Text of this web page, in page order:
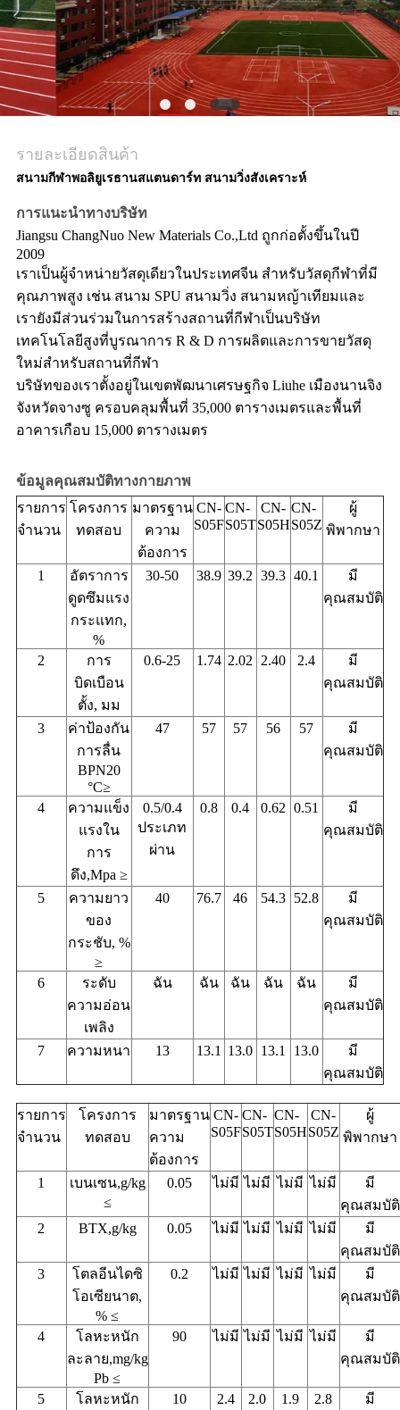
PRIVACY
POLICY
รายละเอียดสินค้า
สนามกีฬาพอลิยูเรธานสแตนดาร์ท สนามวิ่งสังเคราะห์
การแนะนําทางบริษัท
Jiangsu ChangNuo New Materials Co.,Ltd ถูกก่อตั้งขึ้นในปี
2009
เราเป็นผู้จําหน่ายวัสดุเดียวในประเทศจีน สําหรับวัสดุกีฬาที่มี
คุณภาพสูง เช่น สนาม SPU สนามวิ่ง สนามหญ้าเทียมและ
เรายังมีส่วนร่วมในการสร้างสถานที่กีฬาเป็นบริษัท
เทคโนโลยีสูงที่บูรณาการ R & D การผลิตและการขายวัสดุ
ใหม่สําหรับสถานที่กีฬา
บริษัทของเราตั้งอยู่ในเขตพัฒนาเศรษฐกิจ Liuhe เมืองนานจิง
จังหวัดจางซู ครอบคลุมพื้นที่ 35,000 ตารางเมตรและพื้นที่
อาคารเกือบ 15,000 ตารางเมตร
ข้อมูลคุณสมบัติทางกายภาพ
รายการ
จํานวน
โครงการ
ทดสอบ
มาตรฐาน
ความ
ต้องการ
CN-
S05F
CN-
S05T
CN-
S05H
CN-
S05Z
ผู้
พิพากษา
1
อัตราการ
ดูดซึมแรง
กระแทก,
%
30-50 38.9 39.2 39.3 40.1
มี
คุณสมบัติ
2
การ
บิดเบือน
ตั้ง, มม
0.6-25 1.74 2.02 2.40 2.4
มี
คุณสมบัติ
3
ค่าป้องกัน
การลื่น
BPN20
°C≥
47 57 57 56 57
มี
คุณสมบัติ
4
ความแข็ง
แรงใน
การ
ดึง,Mpa ≥
0.5/0.4
ประเภท
ผ่าน
0.8 0.4 0.62 0.51
มี
คุณสมบัติ
5
ความยาว
ของ
กระชับ, %
≥
40 76.7 46 54.3 52.8
มี
คุณสมบัติ
6
ระดับ
ความอ่อน
เพลิง
ฉัน ฉัน ฉัน ฉัน ฉัน
มี
คุณสมบัติ
7 ความหนา 13 13.1 13.0 13.1 13.0
มี
คุณสมบัติ
รายการ
จํานวน
โครงการ
ทดสอบ
มาตรฐาน
ความ
ต้องการ
CN-
S05F
CN-
S05T
CN-
S05H
CN-
S05Z
ผู้
พิพากษา
1
เบนเซน,g/kg
≤
0.05 ไม่มี ไม่มี ไม่มี ไม่มี
มี
คุณสมบัติ
2
BTX,g/kg 0.05 ไม่มี ไม่มี ไม่มี ไม่มี
มี
คุณสมบัติ
3
โตลอีนไดซิ
โอเซียนาต,
% ≤
0.2 ไม่มี ไม่มี ไม่มี ไม่มี
มี
คุณสมบัติ
4
โลหะหนัก
ละลาย,mg/kg
Pb ≤
90 ไม่มี ไม่มี ไม่มี ไม่มี
มี
คุณสมบัติ
5 โลหะหนัก 10 2.4 2.0 1.9 2.8 มี